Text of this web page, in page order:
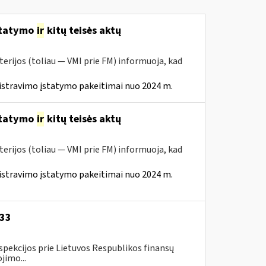
irkitų teisės aktų
(toliau — VMI prie FM) informuoja, kad
įstatymo pakeitimai nuo 2024 m.
irkitų teisės aktų
(toliau — VMI prie FM) informuoja, kad
įstatymo pakeitimai nuo 2024 m.
prie Lietuvos Respublikos finansų